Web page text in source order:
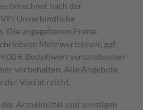
berechnet nach der
Unverbindliche
Die angegebenen Preise
Mehrwertsteuer, ggf.
€ Bestell­wert versand­kosten­
vorbehalten. Alle Angebote
der Vorrat reicht.
Arzneimittel und sonstigen